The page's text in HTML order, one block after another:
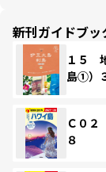
新刊ガイドブッ
１５
島①）
Ｃ０
８